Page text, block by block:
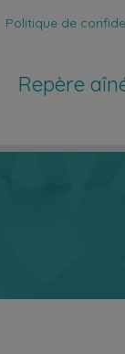
Politique de
Repère